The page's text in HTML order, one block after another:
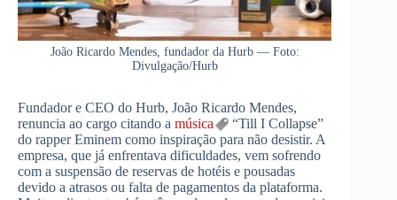
João Ricardo Mendes, fundador da Hurb — Foto:
Divulgação/Hurb
Fundador e CEO do Hurb, João Ricardo Mendes,
renuncia ao cargo citando a música
“Till I Collapse”
do rapper Eminem como inspiração para não desistir. A
empresa, que já enfrentava dificuldades, vem sofrendo
com a suspensão de reservas de hotéis e pousadas
devido a atrasos ou falta de pagamentos da plataforma.